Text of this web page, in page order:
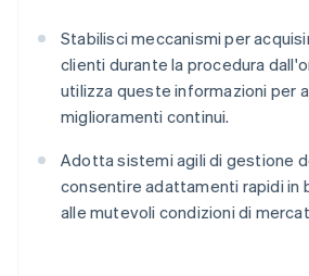
Stabilisci meccanismi per
clienti durante la procedura
utilizza queste informazioni per
miglioramenti continui.
Adotta sistemi agili di gestione
consentire adattamenti rapidi in
alle mutevoli condizioni di